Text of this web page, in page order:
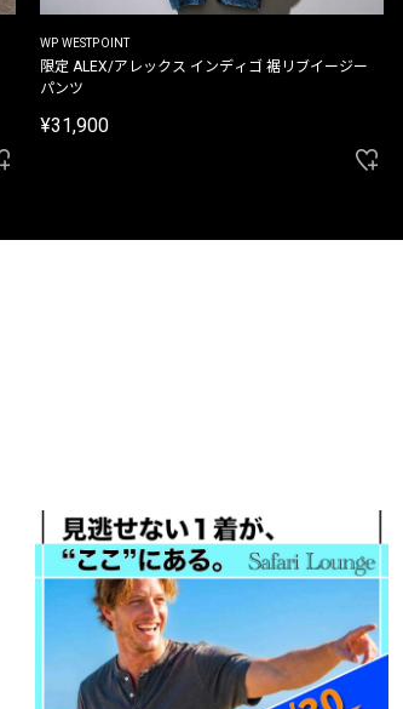
WP WESTPOINT
限定 ALEX/アレックス インディゴ 裾リブイージー
パンツ
¥31,900